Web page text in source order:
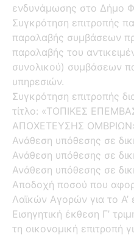
ενδυνάμωσης στο Δήμο
Συγκρότηση επιτροπής
παραλαβής συμβάσεων
παραλαβής του
συνολικού) συμβάσεων
υπηρεσιών.
Συγκρότηση επιτροπής
τίτλο: «ΤΟΠΙΚΕΣ
ΑΠΟΧΕΤΕΥΣΗΣ
Ανάθεση υπόθεσης σε
Ανάθεση υπόθεσης σε
Ανάθεση υπόθεσης σε
Αποδοχή ποσού που
Λαϊκών Αγορών για το
Εισηγητική έκθεση Γ’
τη οικονομική επιτροπή